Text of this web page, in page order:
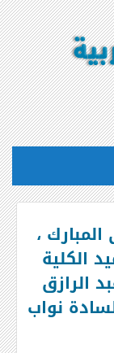
،
الكلية
الرازق
نواب